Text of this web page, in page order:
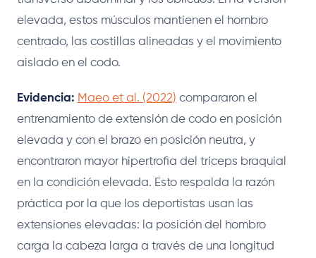
elevada, estos músculos mantienen el hombro
centrado, las costillas alineadas y el movimiento
aislado en el codo.
Evidencia: Maeo et al. (2022) compararon el
entrenamiento de extensión de codo en posición
elevada y con el brazo en posición neutra, y
encontraron mayor hipertrofia del tríceps braquial
en la condición elevada. Esto respalda la razón
práctica por la que los deportistas usan las
extensiones elevadas: la posición del hombro
carga la cabeza larga a través de una longitud